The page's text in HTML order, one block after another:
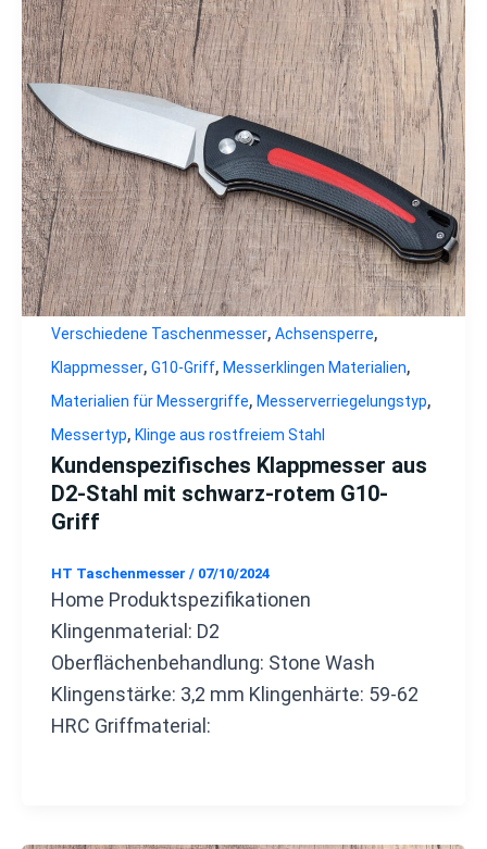
Verschiedene Taschenmesser, Achsensperre,
Klappmesser, G10-Griff, Messerklingen Materialien,
Materialien für Messergriffe, Messerverriegelungstyp,
Messertyp, Klinge aus rostfreiem Stahl
Kundenspezifisches Klappmesser aus
D2-Stahl mit schwarz-rotem G10-
Griff
HT Taschenmesser / 07/10/2024
Home Produktspezifikationen
Klingenmaterial: D2
Oberflächenbehandlung: Stone Wash
Klingenstärke: 3,2 mm Klingenhärte: 59-62
HRC Griffmaterial: